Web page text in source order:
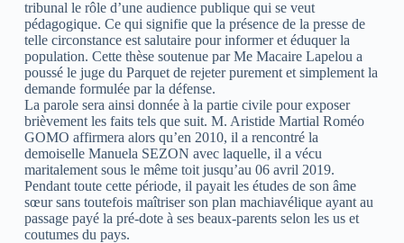
tribunal le rôle d’une audience publique qui se veut
pédagogique. Ce qui signifie que la présence de la presse de
telle circonstance est salutaire pour informer et éduquer la
population. Cette thèse soutenue par Me Macaire Lapelou a
poussé le juge du Parquet de rejeter purement et simplement la
demande formulée par la défense.
La parole sera ainsi donnée à la partie civile pour exposer
brièvement les faits tels que suit. M. Aristide Martial Roméo
GOMO affirmera alors qu’en 2010, il a rencontré la
demoiselle Manuela SEZON avec laquelle, il a vécu
maritalement sous le même toit jusqu’au 06 avril 2019.
Pendant toute cette période, il payait les études de son âme
sœur sans toutefois maîtriser son plan machiavélique ayant au
passage payé la pré-dote à ses beaux-parents selon les us et
coutumes du pays.